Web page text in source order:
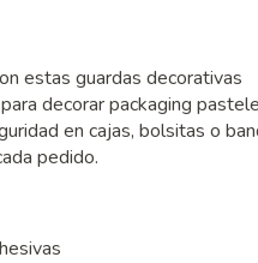
estas guardas decorativas
decorar packaging
en cajas, bolsitas o
pedido.